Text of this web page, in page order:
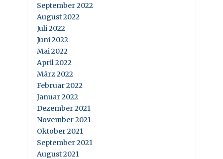
September 2022
August 2022
Juli 2022
Juni 2022
Mai 2022
April 2022
März 2022
Februar 2022
Januar 2022
Dezember 2021
November 2021
Oktober 2021
September 2021
August 2021